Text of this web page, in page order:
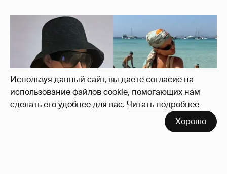
Используя данный сайт, вы даете согласие на
использование файлов cookie, помогающих нам
сделать его удобнее для вас. Читать подробнее
Хорошо